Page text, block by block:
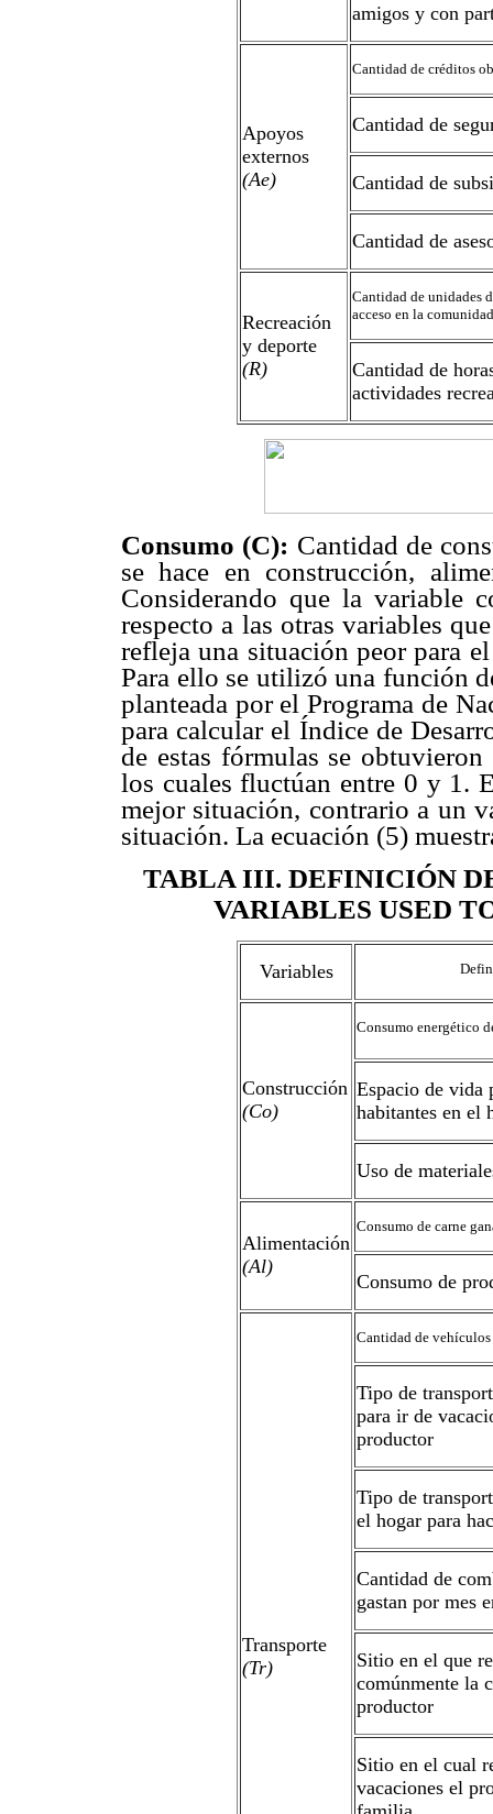
amigos y con
Apoyos
externos
(Ae)
Cantidad de créditos
Cantidad de
Cantidad de
Cantidad de
Recreación
y deporte
(R)
Cantidad de unidades
acceso en la comunidad
Cantidad de
actividades
Consumo (C): Cantidad de
se hace en construcción,
Considerando que la variable
respecto a las otras variables
refleja una situación peor para
Para ello se utilizó una función
planteada por el Programa de
para calcular el Índice de
de estas fórmulas se
los cuales fluctúan entre 0 y 1.
mejor situación, contrario a un
situación. La ecuación (5)
TABLA III. DEFINICIÓN
VARIABLES USED
Variables
Construcción
(Co)
Consumo energético
Espacio de vida
habitantes en el
Uso de
Alimentación
(Al)
Consumo de carne
Consumo de
Transporte
(Tr)
Cantidad de
Tipo de
para ir de
productor
Tipo de
el hogar para
Cantidad de
gastan por mes
Sitio en el que
comúnmente la
productor
Sitio en el cual
vacaciones el